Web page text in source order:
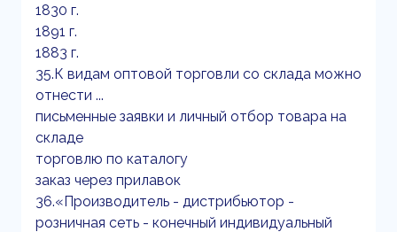
1830 г.
1891 г.
1883 г.
35.К видам оптовой торговли со склада можно
отнести ...
письменные заявки и личный отбор товара на
складе
торговлю по каталогу
заказ через прилавок
36.«Производитель - дистрибьютор -
розничная сеть - конечный индивидуальный